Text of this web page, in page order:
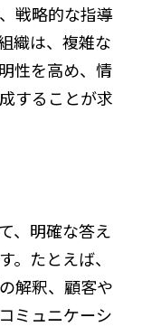
戦略的な指導
織は、複雑な
性を高め、情
することが求
、明確な答え
たとえば、
解釈、顧客や
ミュニケーシ